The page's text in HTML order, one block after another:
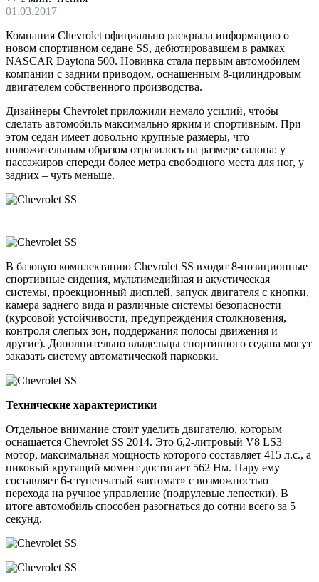
время
01.03.2017
Компания Chevrolet официально раскрыла информацию о
новом спортивном седане SS, дебютировавшем в рамках
NASCAR Daytona 500. Новинка стала первым автомобилем
компании с задним приводом, оснащенным 8-цилиндровым
двигателем собственного производства.
Дизайнеры Chevrolet приложили немало усилий, чтобы
сделать автомобиль максимально ярким и спортивным. При
этом седан имеет довольно крупные размеры, что
положительным образом отразилось на размере салона: у
пассажиров спереди более метра свободного места для ног, у
задних – чуть меньше.
В базовую комплектацию Chevrolet SS входят 8-позиционные
спортивные сидения, мультимедийная и акустическая
системы, проекционный дисплей, запуск двигателя с кнопки,
камера заднего вида и различные системы безопасности
(курсовой устойчивости, предупреждения столкновения,
контроля слепых зон, поддержания полосы движения и
другие). Дополнительно владельцы спортивного седана могут
заказать систему автоматической парковки.
Технические характеристики
Отдельное внимание стоит уделить двигателю, которым
оснащается Chevrolet SS 2014. Это 6,2-литровый V8 LS3
мотор, максимальная мощность которого составляет 415 л.с., а
пиковый крутящий момент достигает 562 Нм. Пару ему
составляет 6-ступенчатый «автомат» с возможностью
перехода на ручное управление (подрулевые лепестки). В
итоге автомобиль способен разогнаться до сотни всего за 5
секунд.